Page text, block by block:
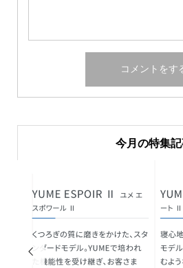
今月の特集
